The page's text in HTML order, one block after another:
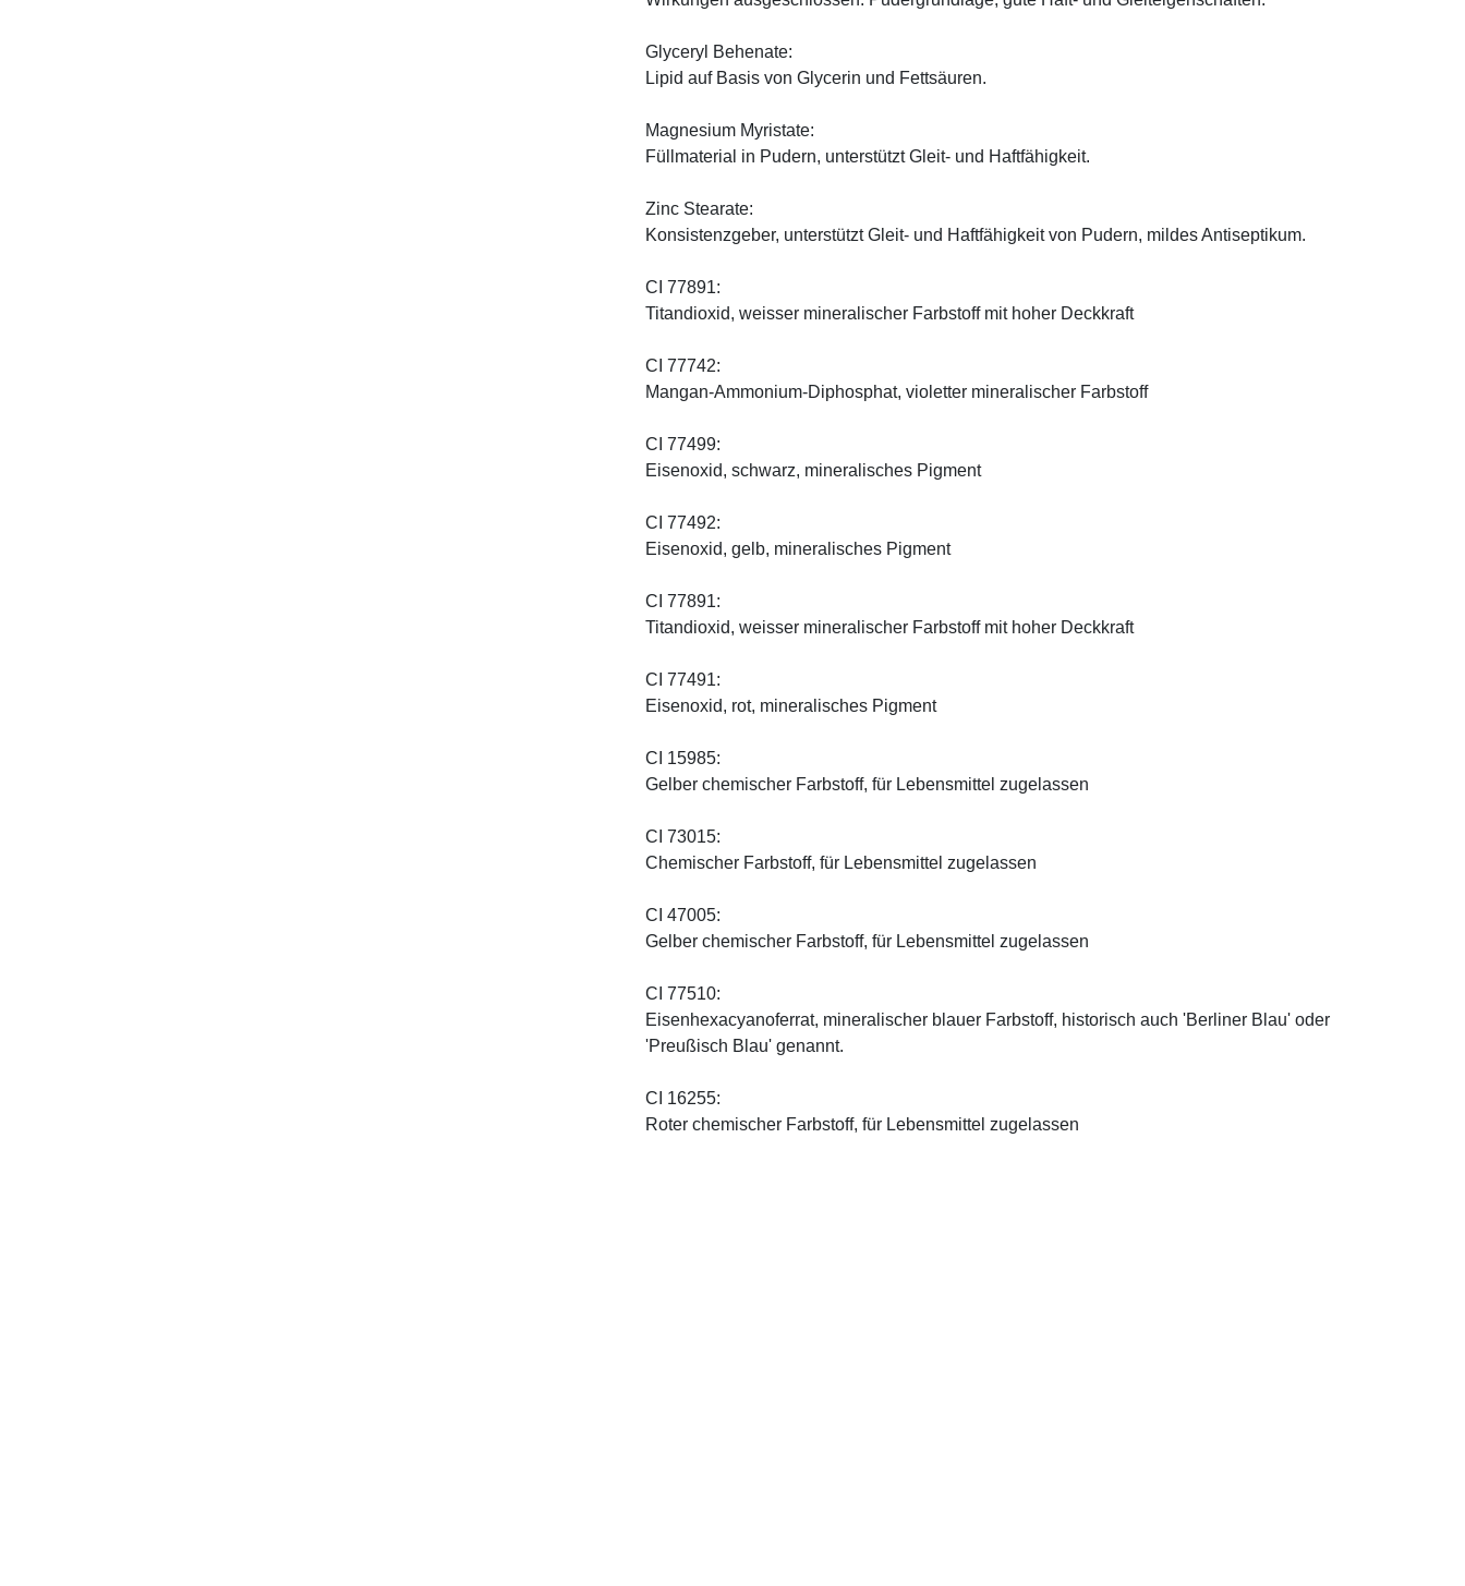
Glyceryl Behenate:
Lipid auf Basis von Glycerin und Fettsäuren.
Magnesium Myristate:
Füllmaterial in Pudern, unterstützt Gleit- und Haftfähigkeit.
Zinc Stearate:
Konsistenzgeber, unterstützt Gleit- und Haftfähigkeit von Pudern, mildes Antiseptikum.
CI 77891:
Titandioxid, weisser mineralischer Farbstoff mit hoher Deckkraft
CI 77742:
Mangan-Ammonium-Diphosphat, violetter mineralischer Farbstoff
CI 77499:
Eisenoxid, schwarz, mineralisches Pigment
CI 77492:
Eisenoxid, gelb, mineralisches Pigment
CI 77891:
Titandioxid, weisser mineralischer Farbstoff mit hoher Deckkraft
CI 77491:
Eisenoxid, rot, mineralisches Pigment
CI 15985:
Gelber chemischer Farbstoff, für Lebensmittel zugelassen
CI 73015:
Chemischer Farbstoff, für Lebensmittel zugelassen
CI 47005:
Gelber chemischer Farbstoff, für Lebensmittel zugelassen
CI 77510:
Eisenhexacyanoferrat, mineralischer blauer Farbstoff, historisch auch 'Berliner Blau' oder
'Preußisch Blau' genannt.
CI 16255:
Roter chemischer Farbstoff, für Lebensmittel zugelassen